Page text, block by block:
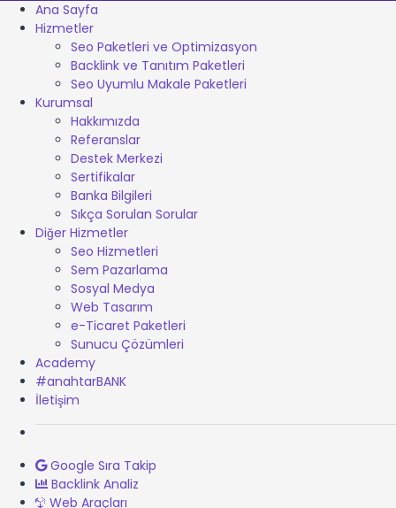
Ana Sayfa
Hizmetler
Seo Paketleri ve Optimizasyon
Backlink ve Tanıtım Paketleri
Seo Uyumlu Makale Paketleri
Kurumsal
Hakkımızda
Referanslar
Destek Merkezi
Sertifikalar
Banka Bilgileri
Sıkça Sorulan Sorular
Diğer Hizmetler
Seo Hizmetleri
Sem Pazarlama
Sosyal Medya
Web Tasarım
e-Ticaret Paketleri
Sunucu Çözümleri
Academy
#anahtarBANK
İletişim
Google Sıra Takip
Backlink Analiz
Web Araçları